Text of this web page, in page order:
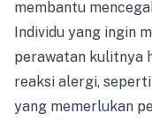
membantu
Individu yang ingin
perawatan kulitnya
reaksi alergi, seperti
yang memerlukan